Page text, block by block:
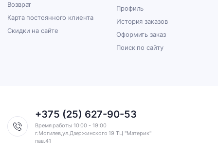
Возврат
Карта постоянного клиента
Скидки на сайте
Профиль
История заказов
Оформить заказ
Поиск по сайту
+375 (25) 627-90-53
Время работы 10:00 - 19:00
г.Могилев,ул.Дзержинского 19 ТЦ "Материк"
пав.41